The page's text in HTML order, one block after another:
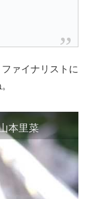
ァイナリストに
本里菜